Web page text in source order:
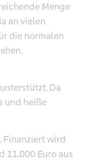
Menge
an vielen
die normalen
Da
und heiße
Finanziert wird
11.000 Euro aus